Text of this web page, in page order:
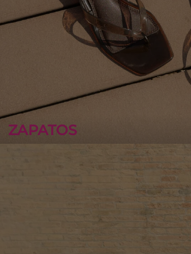
ZAPATOS